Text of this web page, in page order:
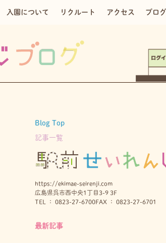
入園について リクルート アクセス ブログ
Blog Top
記事一覧
https://ekimae-seirenji.com
広島県呉市西中央1丁目3-9 3F
TEL ： 0823-27-6700FAX ： 0823-27-6701
最新記事